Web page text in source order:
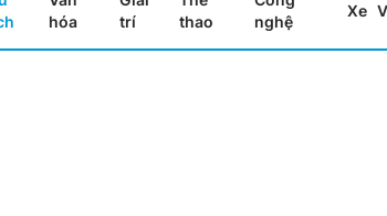
hóa
trí
thao
nghệ
Xe